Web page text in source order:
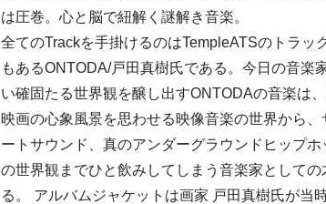
は圧巻。心と脳で紐解く謎解き音楽。
全てのTrackを手掛けるのはTempleATSのトラッ
もあるONTODA/戸田真樹氏である。今日の音楽
い確固たる世界観を醸し出すONTODAの音楽は
映画の心象風景を思わせる映像音楽の世界から
ートサウンド、真のアンダーグラウンドヒップ
の世界観までひと飲みしてしまう音楽家として
る。 アルバムジャケットは画家 戸田真樹氏が当